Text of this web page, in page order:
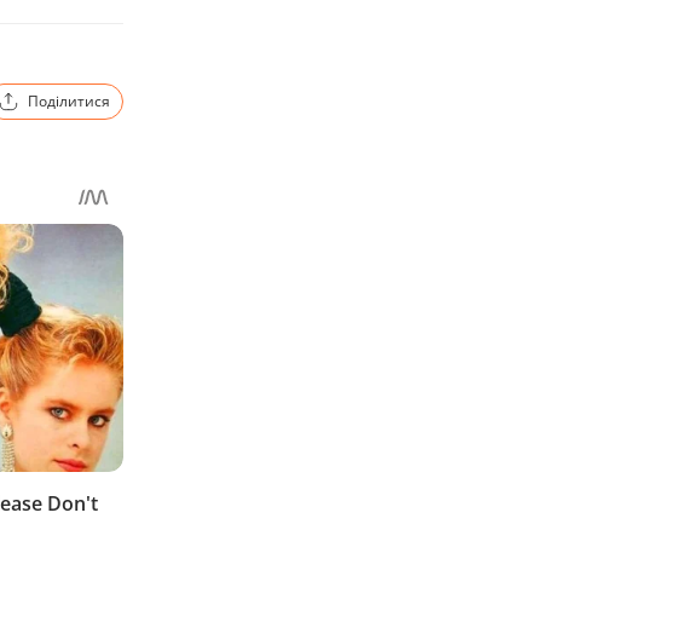
Поділитися